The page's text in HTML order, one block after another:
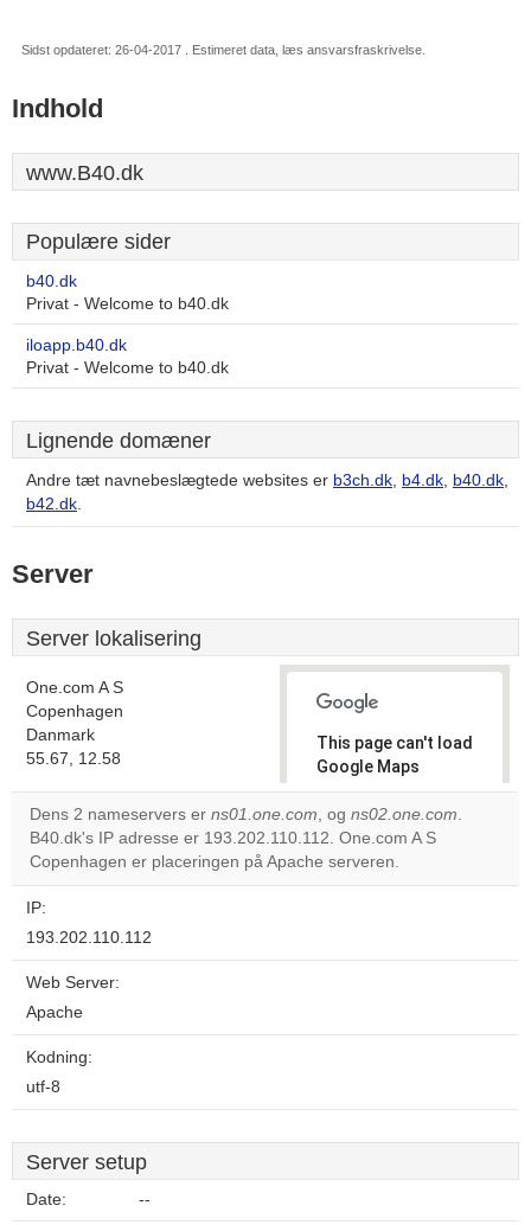
Sidst opdateret: 26-04-2017 . Estimeret data, læs ansvarsfraskrivelse.
Indhold
www.B40.dk
Populære sider
b40.dk
Privat - Welcome to b40.dk
iloapp.b40.dk
Privat - Welcome to b40.dk
Lignende domæner
Andre tæt navnebeslægtede websites er b3ch.dk, b4.dk, b40.dk,
b42.dk.
Server
Server lokalisering
One.com A S
Copenhagen
Danmark
55.67, 12.58
This page can't load
Google Maps
correctly.
Do you
own this
Dens 2 nameservers er ns01.one.com, og ns02.one.com.
B40.dk's IP adresse er 193.202.110.112. One.com A S
Copenhagen er placeringen på Apache serveren.
IP:
193.202.110.112
Web Server:
Apache
Kodning:
utf-8
Server setup
Date: --